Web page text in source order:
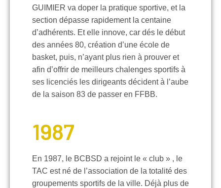
GUIMIER va doper la pratique sportive, et la
section dépasse rapidement la centaine
d’adhérents. Et elle innove, car dés le début
des années 80, création d’une école de
basket, puis, n’ayant plus rien à prouver et
afin d’offrir de meilleurs chalenges sportifs à
ses licenciés les dirigeants décident à l’aube
de la saison 83 de passer en FFBB.
1987
En 1987, le BCBSD a rejoint le « club » , le
TAC est né de l’association de la totalité des
groupements sportifs de la ville. Déjà plus de